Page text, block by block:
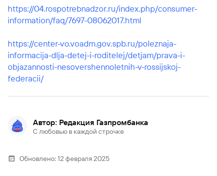
https://04.rospotrebnadzor.ru/index.php/consumer-
information/faq/7697-08062017.html
https://center-vo.voadm.gov.spb.ru/poleznaja-
informacija-dlja-detej-i-roditelej/detjam/prava-i-
objazannosti-nesovershennoletnih-v-rossijskoj-
federacii/
Автор: Редакция Газпромбанка
С любовью в каждой строчке
Обновлено:12 февраля 2025